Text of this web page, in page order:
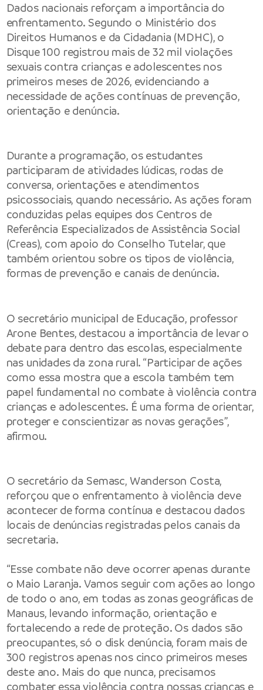
Dados nacionais reforçam a importância do
enfrentamento. Segundo o Ministério dos
Direitos Humanos e da Cidadania (MDHC), o
Disque 100 registrou mais de 32 mil violações
sexuais contra crianças e adolescentes nos
primeiros meses de 2026, evidenciando a
necessidade de ações contínuas de prevenção,
orientação e denúncia.
Durante a programação, os estudantes
participaram de atividades lúdicas, rodas de
conversa, orientações e atendimentos
psicossociais, quando necessário. As ações foram
conduzidas pelas equipes dos Centros de
Referência Especializados de Assistência Social
(Creas), com apoio do Conselho Tutelar, que
também orientou sobre os tipos de violência,
formas de prevenção e canais de denúncia.
O secretário municipal de Educação, professor
Arone Bentes, destacou a importância de levar o
debate para dentro das escolas, especialmente
nas unidades da zona rural. “Participar de ações
como essa mostra que a escola também tem
papel fundamental no combate à violência contra
crianças e adolescentes. É uma forma de orientar,
proteger e conscientizar as novas gerações”,
afirmou.
O secretário da Semasc, Wanderson Costa,
reforçou que o enfrentamento à violência deve
acontecer de forma contínua e destacou dados
locais de denúncias registradas pelos canais da
secretaria.
“Esse combate não deve ocorrer apenas durante
o Maio Laranja. Vamos seguir com ações ao longo
de todo o ano, em todas as zonas geográficas de
Manaus, levando informação, orientação e
fortalecendo a rede de proteção. Os dados são
preocupantes, só o disk denúncia, foram mais de
300 registros apenas nos cinco primeiros meses
deste ano. Mais do que nunca, precisamos
combater essa violência contra nossas crianças e